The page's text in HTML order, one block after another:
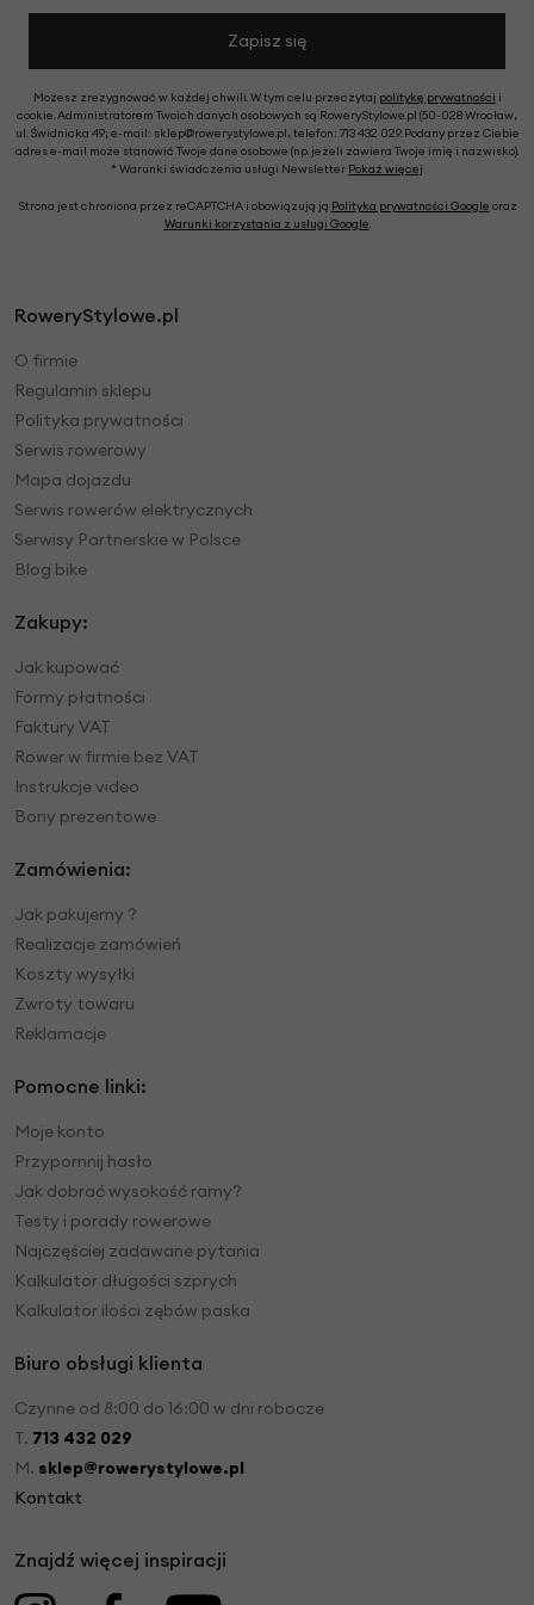
Zapisz się
Możesz zrezygnować w każdej chwili. W tym celu przeczytaj politykę prywatności i
cookie. Administratorem Twoich danych osobowych są RoweryStylowe.pl (50-028 Wrocław,
ul. Świdnicka 49; e-mail: sklep@rowerystylowe.pl, telefon: 713 432 029. Podany przez Ciebie
adres e-mail może stanowić Twoje dane osobowe (np. jeżeli zawiera Twoje imię i nazwisko).
* Warunki świadczenia usługi Newsletter Pokaż więcej
Strona jest chroniona przez reCAPTCHA i obowiązują ją Polityka prywatności Google oraz
Warunki korzystania z usługi Google
RoweryStylowe.pl
O firmie
Regulamin sklepu
Polityka prywatności
Serwis rowerowy
Mapa dojazdu
Serwis rowerów elektrycznych
Serwisy Partnerskie w Polsce
Blog bike
Zakupy:
Jak kupować
Formy płatności
Faktury VAT
Rower w firmie bez VAT
Instrukcje video
Bony prezentowe
Zamówienia:
Jak pakujemy ?
Realizacje zamówień
Koszty wysyłki
Zwroty towaru
Reklamacje
Pomocne linki:
Moje konto
Przypomnij hasło
Jak dobrać wysokość ramy?
Testy i porady rowerowe
Najczęściej zadawane pytania
Kalkulator długości szprych
Kalkulator ilości zębów paska
Biuro obsługi klienta
Czynne od 8:00 do 16:00 w dni robocze
T. 713 432 029
M. sklep@rowerystylowe.pl
Kontakt
Znajdź więcej inspiracji